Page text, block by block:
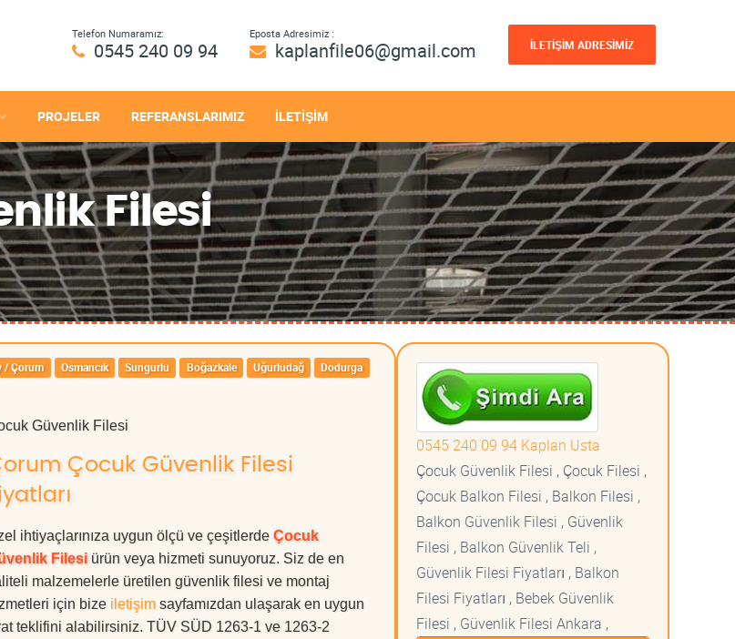
Telefon Numaramız:
0545 240 09 94
Eposta Adresimiz :
kaplanfile06@gmail.com İLETİŞİM ADRESİMİZ
PROJELER REFERANSLARIMIZ İLETİŞİM
Filesi
/ Çorum Osmancık Sungurlu Boğazkale Uğurludağ
Dodurga
Güvenlik Filesi
Çocuk Güvenlik Filesi
ihtiyaçlarınıza uygun ölçü ve çeşitlerde Çocuk
Filesi ürün veya hizmeti sunuyoruz. Siz de en
malzemelerle üretilen güvenlik filesi ve montaj
için bize iletişim sayfamızdan ulaşarak en uygun
teklifini alabilirsiniz. TÜV SÜD 1263-1 ve 1263-2
0545 240 09 94 Kaplan Usta
Çocuk Güvenlik Filesi , Çocuk Filesi ,
Çocuk Balkon Filesi , Balkon Filesi ,
Balkon Güvenlik Filesi , Güvenlik
Filesi , Balkon Güvenlik Teli ,
Güvenlik Filesi Fiyatları , Balkon
Filesi Fiyatları , Bebek Güvenlik
Filesi , Güvenlik Filesi Ankara ,